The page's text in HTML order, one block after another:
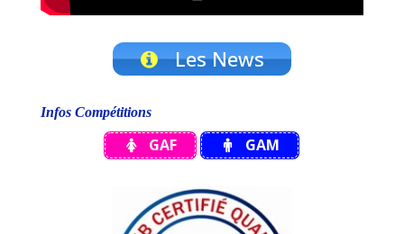
Les News
Infos Compétitions
GAF GAM